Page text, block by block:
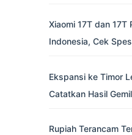
Xiaomi 17T dan 17T
Indonesia, Cek
Ekspansi ke Timor
Catatkan Hasil
Rupiah Terancam